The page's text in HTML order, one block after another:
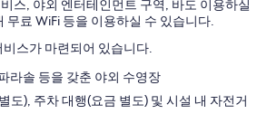
스, 야외 엔터테인먼트 구역, 바도 이용하실
무료 WiFi 등을 이용하실 수 있습니다.
스가 마련되어 있습니다.
라솔 등을 갖춘 야외 수영장
도), 주차 대행(요금 별도) 및 시설 내 자전거